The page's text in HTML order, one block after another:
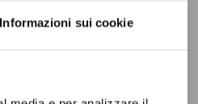
Informazioni sui cookie
gli Stati
a livello